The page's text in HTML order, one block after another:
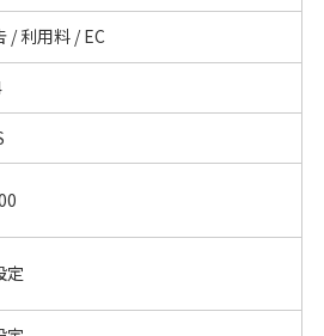
/ 利用料 / EC
定